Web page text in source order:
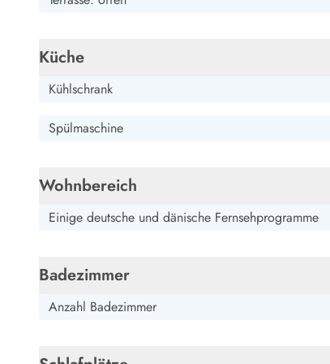
Küche
Kühlschrank
Spülmaschine
Wohnbereich
Einige deutsche und dänische Fernsehprogramme
Badezimmer
Anzahl Badezimmer